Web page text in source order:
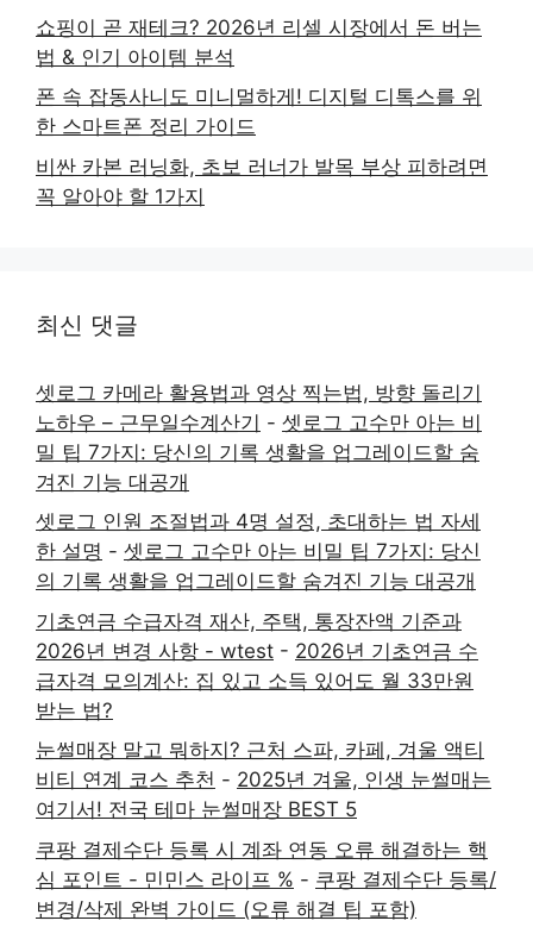
쇼핑이 곧 재테크? 2026년 리셀 시장에서 돈 버는
법 & 인기 아이템 분석
폰 속 잡동사니도 미니멀하게! 디지털 디톡스를 위
한 스마트폰 정리 가이드
비싼 카본 러닝화, 초보 러너가 발목 부상 피하려면
꼭 알아야 할 1가지
최신 댓글
셋로그 카메라 활용법과 영상 찍는법, 방향 돌리기
노하우 – 근무일수계산기 - 셋로그 고수만 아는 비
밀 팁 7가지: 당신의 기록 생활을 업그레이드할 숨
겨진 기능 대공개
셋로그 인원 조절법과 4명 설정, 초대하는 법 자세
한 설명 - 셋로그 고수만 아는 비밀 팁 7가지: 당신
의 기록 생활을 업그레이드할 숨겨진 기능 대공개
기초연금 수급자격 재산, 주택, 통장잔액 기준과
2026년 변경 사항 - wtest - 2026년 기초연금 수
급자격 모의계산: 집 있고 소득 있어도 월 33만원
받는 법?
눈썰매장 말고 뭐하지? 근처 스파, 카페, 겨울 액티
비티 연계 코스 추천 - 2025년 겨울, 인생 눈썰매는
여기서! 전국 테마 눈썰매장 BEST 5
쿠팡 결제수단 등록 시 계좌 연동 오류 해결하는 핵
심 포인트 - 민민스 라이프 % - 쿠팡 결제수단 등록/
변경/삭제 완벽 가이드 (오류 해결 팁 포함)